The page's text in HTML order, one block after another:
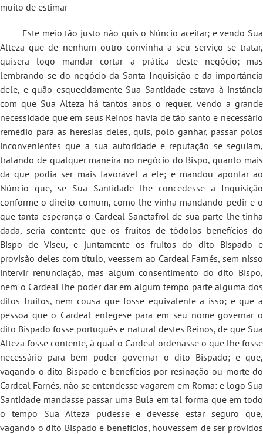
muito de estimar-
Este meio tão justo não quis o Núncio aceitar; e vendo Sua
Alteza que de nenhum outro convinha a seu serviço se tratar,
quisera logo mandar cortar a prática deste negócio; mas
lembrando-se do negócio da Santa Inquisição e da importância
dele, e quão esquecidamente Sua Santidade estava à instância
com que Sua Alteza há tantos anos o requer, vendo a grande
necessidade que em seus Reinos havia de tão santo e necessário
remédio para as heresias deles, quis, polo ganhar, passar polos
inconvenientes que a sua autoridade e reputação se seguiam,
tratando de qualquer maneira no negócio do Bispo, quanto mais
da que podia ser mais favorável a ele; e mandou apontar ao
Núncio que, se Sua Santidade lhe concedesse a Inquisição
conforme o direito comum, como lhe vinha mandando pedir e o
que tanta esperança o Cardeal Sanctafrol de sua parte lhe tinha
dada, seria contente que os fruitos de tôdolos benefícios do
Bispo de Viseu, e juntamente os fruitos do dito Bispado e
provisão deles com título, veessem ao Cardeal Farnés, sem nisso
intervir renunciação, mas algum consentimento do dito Bispo,
nem o Cardeal lhe poder dar em algum tempo parte alguma dos
ditos fruitos, nem cousa que fosse equivalente a isso; e que a
pessoa que o Cardeal enlegese para em seu nome governar o
dito Bispado fosse português e natural destes Reinos, de que Sua
Alteza fosse contente, à qual o Cardeal ordenasse o que lhe fosse
necessário para bem poder governar o dito Bispado; e que,
vagando o dito Bispado e benefícios por resinação ou morte do
Cardeal Farnés, não se entendesse vagarem em Roma: e logo Sua
Santidade mandasse passar uma Bula em tal forma que em todo
o tempo Sua Alteza pudesse e devesse estar seguro que,
vagando o dito Bispado e benefícios, houvessem de ser providos